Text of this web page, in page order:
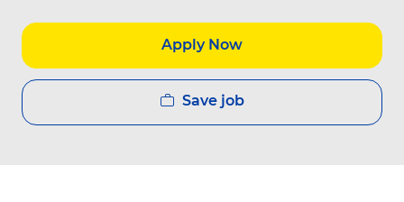
Apply Now
Save job